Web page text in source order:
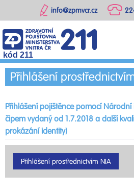
info@zpmvcr.cz
kód 211
Přihlášení
Přihlášení pojištěnce pomocí Národní
čipem vydaný od 1.7.2018 a další
prokázání identity)